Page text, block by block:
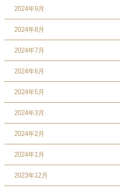
2024年9月
2024年8月
2024年7月
2024年6月
2024年5月
2024年3月
2024年2月
2024年1月
2023年12月